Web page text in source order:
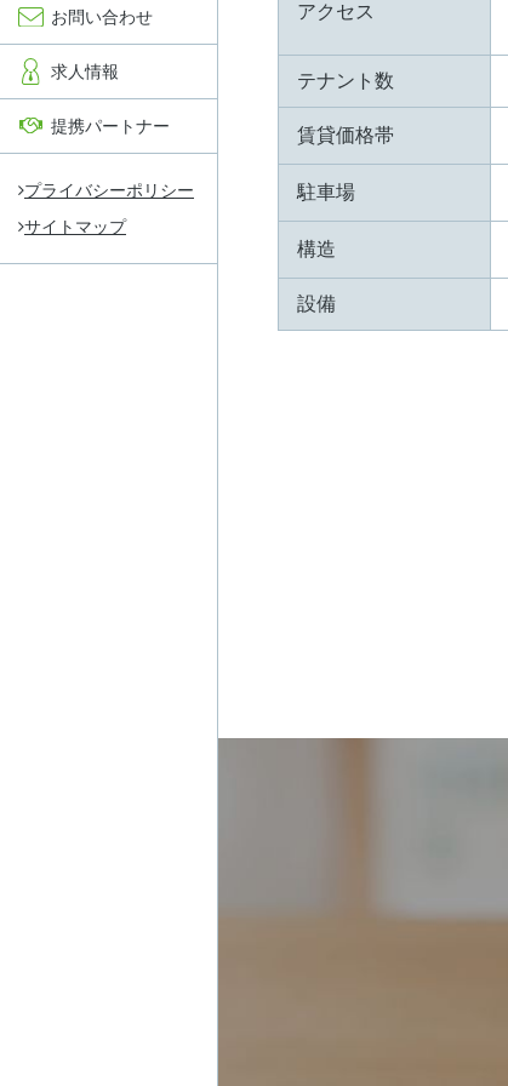
お問い合わせ
求人情報
提携パートナー
プライバシーポリシー
サイトマップ
アクセス
テナント数
賃貸価格帯
駐車場
構造
設備